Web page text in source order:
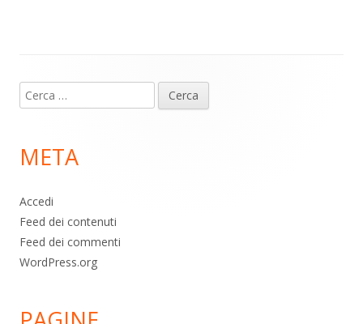
piè
pagina
Ricerca
per:
META
Accedi
Feed dei contenuti
Feed dei commenti
WordPress.org